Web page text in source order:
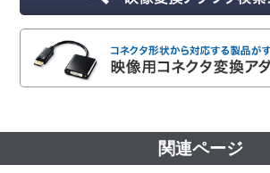
関連ページ